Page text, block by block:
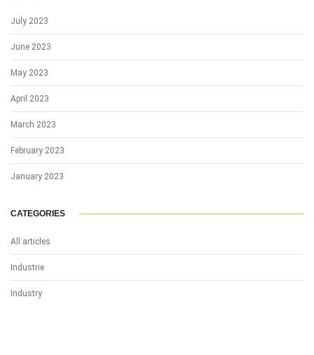
July 2023
June 2023
May 2023
April 2023
March 2023
February 2023
January 2023
CATEGORIES
All articles
Industrie
Industry